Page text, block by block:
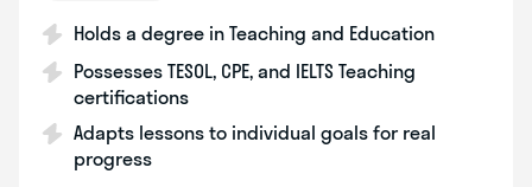
Holds a degree in Teaching and Education
Possesses TESOL, CPE, and IELTS Teaching
certifications
Adapts lessons to individual goals for real
progress